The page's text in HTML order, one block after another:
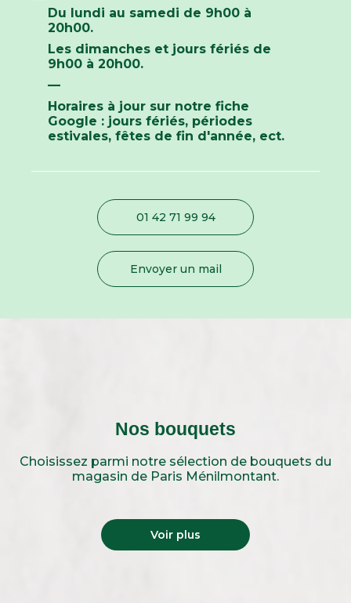
Du lundi au samedi de 9h00 à
20h00.
Les dimanches et jours fériés de
9h00 à 20h00.
—
Horaires à jour sur notre fiche
Google : jours fériés, périodes
estivales, fêtes de fin d'année, ect.
01 42 71 99 94
Envoyer un mail
Nos bouquets
Choisissez parmi notre sélection de bouquets du
magasin de Paris Ménilmontant.
Voir plus